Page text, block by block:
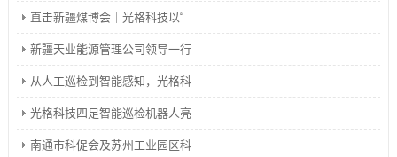
直击新疆煤博会｜光格科技以“
新疆天业能源管理公司领导一行
从人工巡检到智能感知，光格科
光格科技四足智能巡检机器人亮
南通市科促会及苏州工业园区科